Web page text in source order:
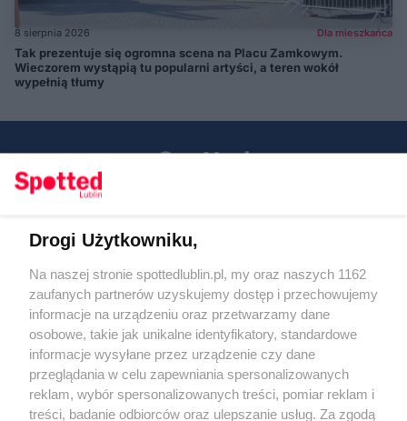
8 sierpnia 2026 Dla mieszkańca
Tak prezentuje się ogromna scena na Placu Zamkowym.
Wieczorem wystąpią tu popularni artyści, a teren wokół
wypełnią tłumy
KATEGORIE
OGŁOSZENIA
Regulamin
Polityka prywatności
RODO
Warunki korzystania z treści
Drogi Użytkowniku,
Na naszej stronie spottedlublin.pl, my oraz naszych 1162
zaufanych partnerów uzyskujemy dostęp i przechowujemy
informacje na urządzeniu oraz przetwarzamy dane
osobowe, takie jak unikalne identyfikatory, standardowe
informacje wysyłane przez urządzenie czy dane
przeglądania w celu zapewniania spersonalizowanych
reklam, wybór spersonalizowanych treści, pomiar reklam i
treści, badanie odbiorców oraz ulepszanie usług. Za zgodą